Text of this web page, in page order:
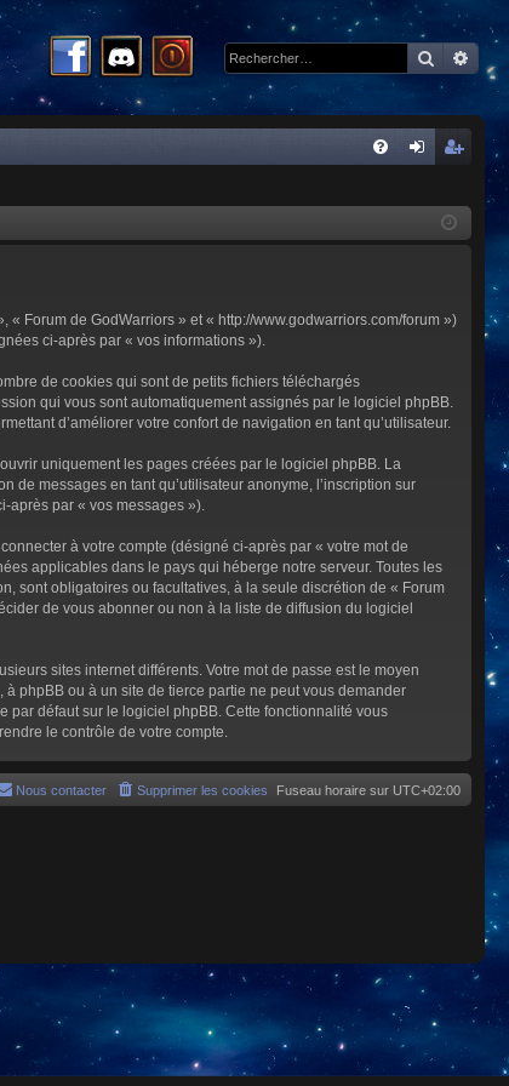
cri
Forum de GodWarriors » et « http://www.godwarriors.com/forum »)
ci-après par « vos informations »).
de cookies qui sont de petits fichiers téléchargés
qui vous sont automatiquement assignés par le logiciel phpBB.
d’améliorer votre confort de navigation en tant qu’utilisateur.
uniquement les pages créées par le logiciel phpBB. La
messages en tant qu’utilisateur anonyme, l’inscription sur
après par « vos messages »).
à votre compte (désigné ci-après par « votre mot de
applicables dans le pays qui héberge notre serveur. Toutes les
sont obligatoires ou facultatives, à la seule discrétion de « Forum
de vous abonner ou non à la liste de diffusion du logiciel
sites internet différents. Votre mot de passe est le moyen
phpBB ou à un site de tierce partie ne peut vous demander
par défaut sur le logiciel phpBB. Cette fonctionnalité vous
le contrôle de votre compte.
Fuseau horaire sur UTC+02:00
Supprimer les cookies
Nous contacter